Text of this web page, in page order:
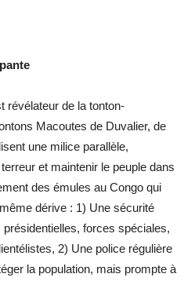
révélateur de la tonton-
Macoutes de Duvalier, de
une milice parallèle,
et maintenir le peuple dans
des émules au Congo qui
dérive : 1) Une sécurité
forces spéciales,
2) Une police régulière
la population, mais prompte à